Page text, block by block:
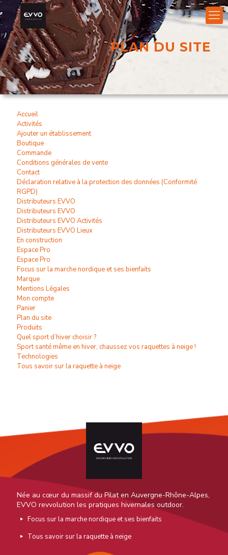
PLAN DU SITE
Accueil
Activités
Ajouter un établissement
Boutique
Commande
Conditions générales de vente
Contact
Déclaration relative à la protection des données (Conformité
RGPD)
Distributeurs EVVO
Distributeurs EVVO
Distributeurs EVVO Activités
Distributeurs EVVO Lieux
En construction
Espace Pro
Espace Pro
Focus sur la marche nordique et ses bienfaits
Marque
Mentions Légales
Mon compte
Panier
Plan du site
Produits
Quel sport d’hiver choisir ?
Sport santé même en hiver, chaussez vos raquettes à neige !
Technologies
Tous savoir sur la raquette à neige
Née au cœur du massif du Pilat en Auvergne-Rhône-Alpes,
EVVO revvolution les pratiques hivernales outdoor.
Focus sur la marche nordique et ses bienfaits
Tous savoir sur la raquette à neige